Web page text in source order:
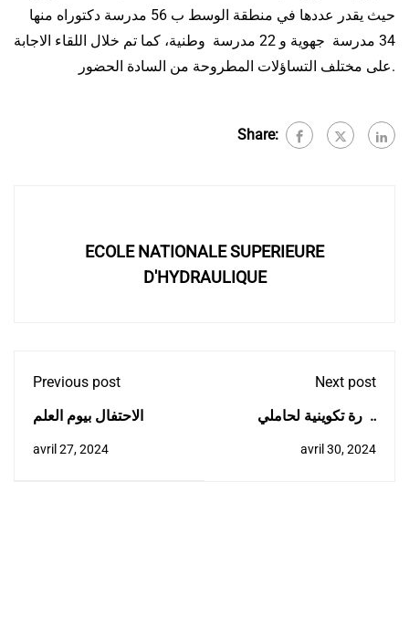
حيث يقدر عددها في منطقة الوسط ب 56 مدرسة دكتوراه منها
34 مدرسة جهوية و 22 مدرسة وطنية، كما تم خلال اللقاء الاجابة
على مختلف التساؤلات المطروحة من السادة الحضور.
Share:
ECOLE NATIONALE SUPERIEURE
D'HYDRAULIQUE
Previous post
الاحتفال بيوم العلم
avril 27, 2024
Next post
دورة تكوينية لحاملي
avril 30, 2024